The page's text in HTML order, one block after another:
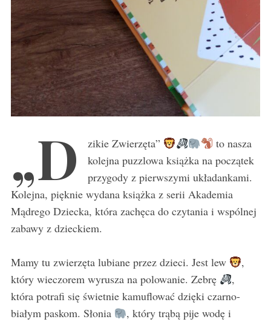
„D zikie Zwierzęta”
to nasza
kolejna puzzlowa książka na początek
przygody z pierwszymi układankami.
Kolejna, pięknie wydana książka z serii Akademia
Mądrego Dziecka, która zachęca do czytania i wspólnej
zabawy z dzieckiem.
Mamy tu zwierzęta lubiane przez dzieci. Jest lew
,
który wieczorem wyrusza na polowanie. Zebrę
,
która potrafi się świetnie kamuflować dzięki czarno-
białym paskom. Słonia
, który trąbą pije wodę i